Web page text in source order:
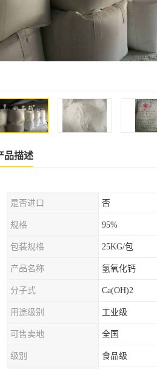
品描述
是否进口 否
规格 95%
包装规格 25KG/包
产品名称 氢氧化钙
分子式 Ca(OH)2
用途级别 工业级
可售卖地 全国
级别 食品级